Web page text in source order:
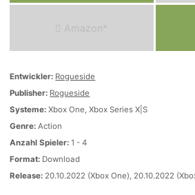
Amazon*
Entwickler: Rogueside
Publisher: Rogueside
Systeme: Xbox One, Xbox Series X|S
Genre: Action
Anzahl Spieler: 1 - 4
Format: Download
Release: 20.10.2022 (Xbox One), 20.10.2022